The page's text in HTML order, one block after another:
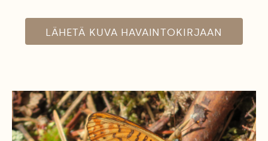
LÄHETÄ KUVA HAVAINTOKIRJAAN